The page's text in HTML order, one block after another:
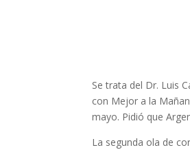
Se trata del Dr. Luis
con Mejor a la
mayo. Pidió que
La segunda ola de